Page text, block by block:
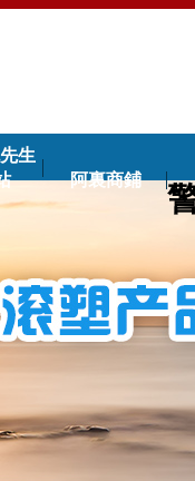
生
阿裏商鋪